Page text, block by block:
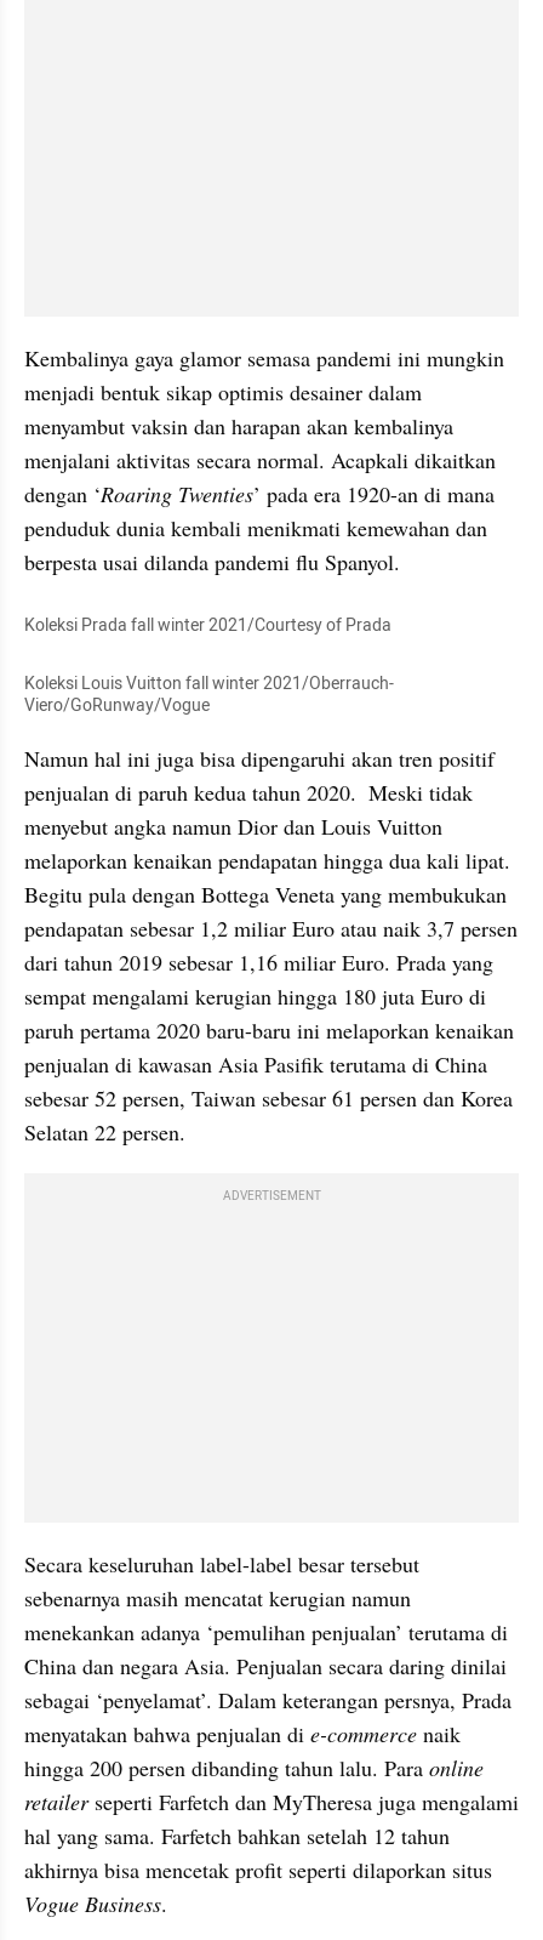
Kembalinya gaya glamor semasa pandemi ini mungkin
menjadi bentuk sikap optimis desainer dalam
menyambut vaksin dan harapan akan kembalinya
menjalani aktivitas secara normal. Acapkali dikaitkan
dengan ‘Roaring Twenties’ pada era 1920-an di mana
penduduk dunia kembali menikmati kemewahan dan
berpesta usai dilanda pandemi flu Spanyol.
Koleksi Prada fall winter 2021/Courtesy of Prada
Koleksi Louis Vuitton fall winter 2021/Oberrauch-
Viero/GoRunway/Vogue
Namun hal ini juga bisa dipengaruhi akan tren positif
penjualan di paruh kedua tahun 2020.  Meski tidak
menyebut angka namun Dior dan Louis Vuitton
melaporkan kenaikan pendapatan hingga dua kali lipat.
Begitu pula dengan Bottega Veneta yang membukukan
pendapatan sebesar 1,2 miliar Euro atau naik 3,7 persen
dari tahun 2019 sebesar 1,16 miliar Euro. Prada yang
sempat mengalami kerugian hingga 180 juta Euro di
paruh pertama 2020 baru-baru ini melaporkan kenaikan
penjualan di kawasan Asia Pasifik terutama di China
sebesar 52 persen, Taiwan sebesar 61 persen dan Korea
Selatan 22 persen.
ADVERTISEMENT
Secara keseluruhan label-label besar tersebut
sebenarnya masih mencatat kerugian namun
menekankan adanya ‘pemulihan penjualan’ terutama di
China dan negara Asia. Penjualan secara daring dinilai
sebagai ‘penyelamat’. Dalam keterangan persnya, Prada
menyatakan bahwa penjualan di e-commerce naik
hingga 200 persen dibanding tahun lalu. Para online
retailer seperti Farfetch dan MyTheresa juga mengalami
hal yang sama. Farfetch bahkan setelah 12 tahun
Vogue Business.